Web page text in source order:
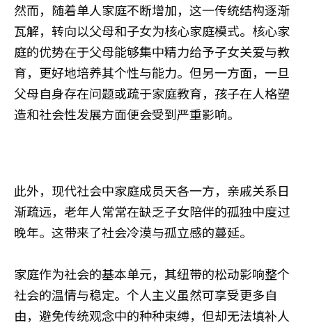
然而，随着单人家庭不断增加，这一传统结构逐渐
瓦解，转向以父母和子女为核心家庭模式。核心家
庭的优势在于父母能够集中精力给予子女关爱与教
育，更好地培养其个性与能力。但另一方面，一旦
父母自身存在问题或疏于家庭教育，孩子在人格塑
造和社会性发展方面便会受到严重影响。
此外，现代社会中家庭成员天各一方，亲戚关系日
渐疏远，老年人常常在缺乏子女陪伴的孤独中度过
晚年。这带来了社会冷漠与孤立感的蔓延。
家庭作为社会的基本单元，其纽带的松动影响整个
社会的温情与稳定。个人主义虽然可享受更多自
由，避免传统观念中的种种束缚，但却无法填补人